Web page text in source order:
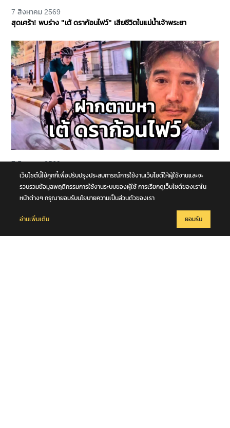
7 สิงหาคม 2569
สุดเศร้า! พบร่าง "เต้ ดราก้อนไฟว์" เสียชีวิตในแม่น้ำเจ้าพระยา
7 สิงหาคม 2569
ฝากสังเกต ตามหา "เต้ ดราก้อนไฟว์" ปั่นจักรยานคู่ใจ หายออกไปจาก
บ้านย่านบางกรวย แฟนสาวเห็นผิดปกติ รุดแจ้งความหวั่นเกิดเหตุร้าย
เว็บไซต์นี้ใช้คุกกี้เพื่อปรับปรุงประสบการณ์การใช้งานเว็บไซต์ให้ผู้ใช้งานและจะ
รวบรวมข้อมูลพฤติกรรมการใช้งานระบบของผู้ใช้ การเรียกดูเว็บไซต์ของเราใน
หน้าต่างๆ กรุณายอมรับนโยบายความเป็นส่วนตัวของเรา
อ่านเพิ่มเติม ยอมรับ